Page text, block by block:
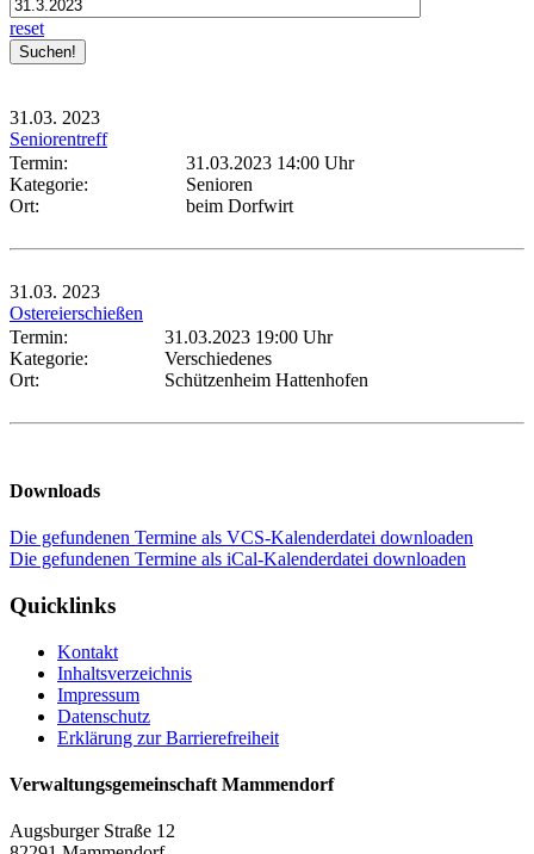
reset
31.03. 2023
Seniorentreff
Termin:
31.03.2023 14:00 Uhr
Kategorie:
Senioren
Ort:
beim Dorfwirt
31.03. 2023
Ostereierschießen
Termin:
31.03.2023 19:00 Uhr
Kategorie:
Verschiedenes
Ort:
Schützenheim Hattenhofen
Downloads
Die gefundenen Termine als VCS-Kalenderdatei downloaden
Die gefundenen Termine als iCal-Kalenderdatei downloaden
Quicklinks
Kontakt
Inhaltsverzeichnis
Impressum
Datenschutz
Erklärung zur Barrierefreiheit
Verwaltungsgemeinschaft Mammendorf
Augsburger Straße 12